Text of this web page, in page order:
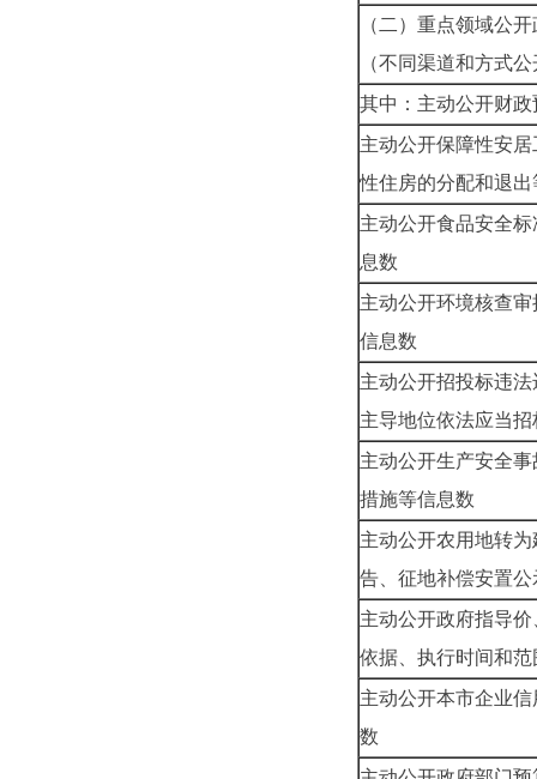
（二）重点领域公
（不同渠道和方式
其中：主动公开财
主动公开保障性安
性住房的分配和退出
主动公开食品安全
息数
主动公开环境核查
信息数
主动公开招投标违
主导地位依法应当
主动公开生产安全
措施等信息数
主动公开农用地转
告、征地补偿安置
主动公开政府指导
依据、执行时间和
主动公开本市企业
数